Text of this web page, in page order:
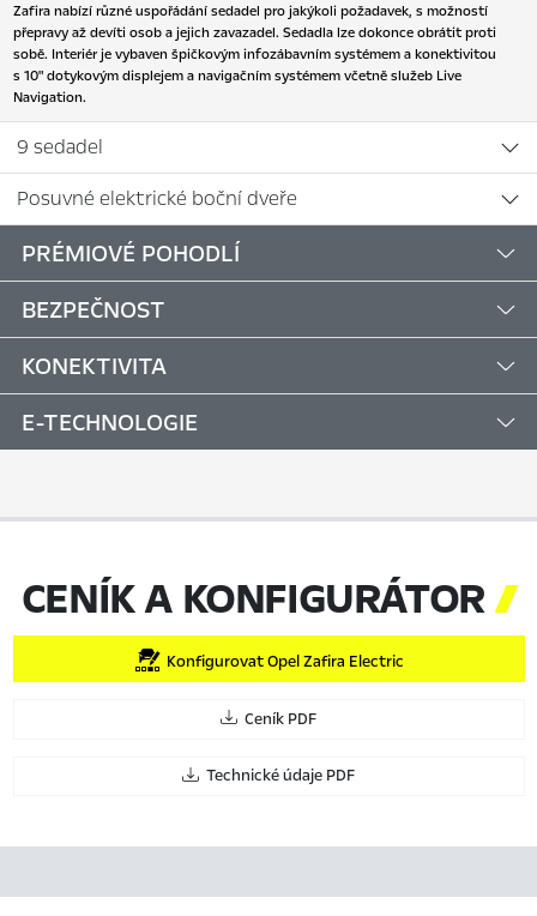
Zafira nabízí různé uspořádání sedadel pro jakýkoli požadavek, s možností
přepravy až devíti osob a jejich zavazadel. Sedadla lze dokonce obrátit proti
sobě. Interiér je vybaven špičkovým infozábavním systémem a konektivitou
s 10" dotykovým displejem a navigačním systémem včetně služeb Live
Navigation.
9 sedadel
Posuvné elektrické boční dveře
PRÉMIOVÉ POHODLÍ
BEZPEČNOST
KONEKTIVITA
E-TECHNOLOGIE
CENÍK A KONFIGURÁTOR
Konfigurovat Opel Zafira Electric
Ceník PDF
Technické údaje PDF